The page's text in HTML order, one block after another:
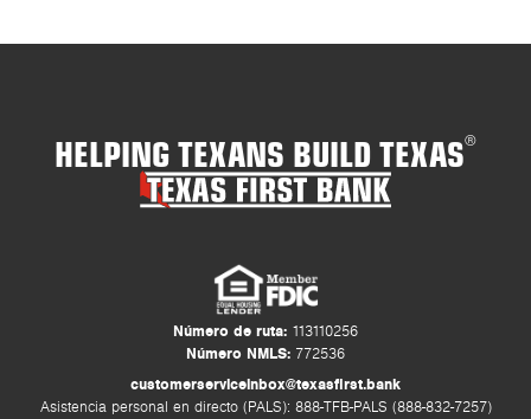
HELPING TEXANS BUILD TEXAS®
Número de ruta: 113110256
Número NMLS: 772536
customerserviceinbox@texasfirst.bank
Asistencia personal en directo (PALS): 888-TFB-PALS (888-832-7257)